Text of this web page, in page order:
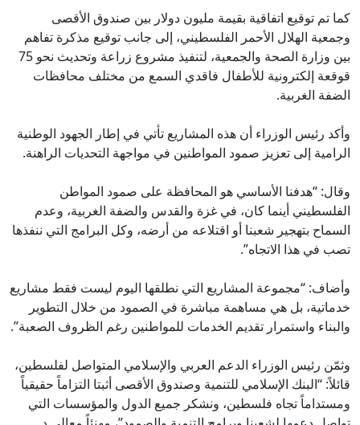
كما تم توقيع اتفاقية بقيمة مليون دولار بين صندوق الأقصى
وجمعية الهلال الأحمر الفلسطيني، إلى جانب توقيع مذكرة تفاهم
بين وزارة الصحة والجمعية، لتنفيذ مشروع زراعة وتحديث نحو 75
قوقعة إلكترونية للأطفال فاقدي السمع من مختلف محافظات
الضفة الغربية.
وأكد رئيس الوزراء أن هذه المشاريع تأتي في إطار الجهود الوطنية
الرامية إلى تعزيز صمود المواطنين في مواجهة التحديات الراهنة.
وقال: “هدفنا الأساسي هو المحافظة على صمود المواطن
الفلسطيني أينما كان، في غزة والقدس والضفة الغربية، وعدم
السماح بتهجير شعبنا أو اقتلاعه من أرضه، وكل البرامج التي ننفذها
تصب في هذا الاتجاه”.
وأضاف: “مجموعة المشاريع التي نطلقها اليوم ليست فقط مشاريع
خدماتية، بل هي مساهمة مباشرة في الصمود من خلال التطوير
والبناء واستمرار تقديم الخدمات للمواطنين رغم الظروف الصعبة”.
وثمّن رئيس الوزراء الدعم العربي والإسلامي المتواصل لفلسطين،
قائلاً: “البنك الإسلامي للتنمية وصندوق الأقصى أثبتا التزاماً حقيقياً
ومستداماً تجاه فلسطين، ونشكر جميع الدول والمؤسسات التي